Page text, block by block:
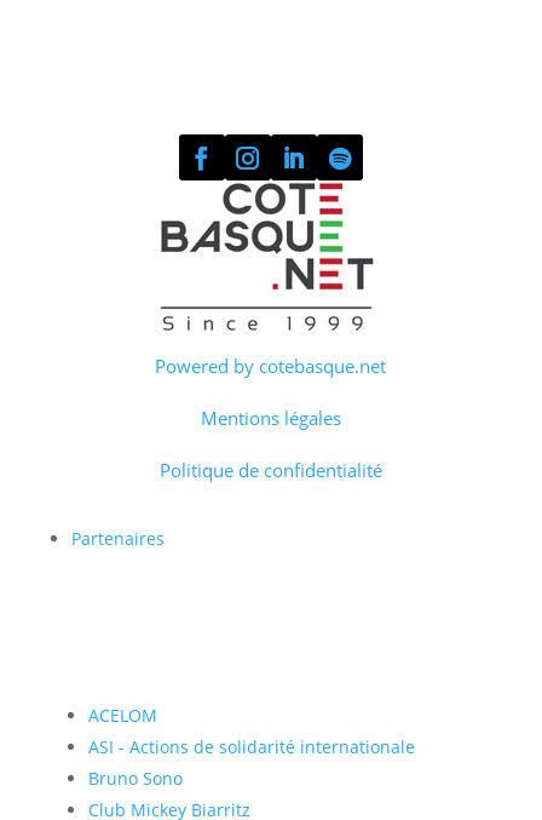
Powered by cotebasque.net
Mentions légales
Politique de confidentialité
Partenaires
ACELOM
ASI - Actions de solidarité internationale
Bruno Sono
Club Mickey Biarritz